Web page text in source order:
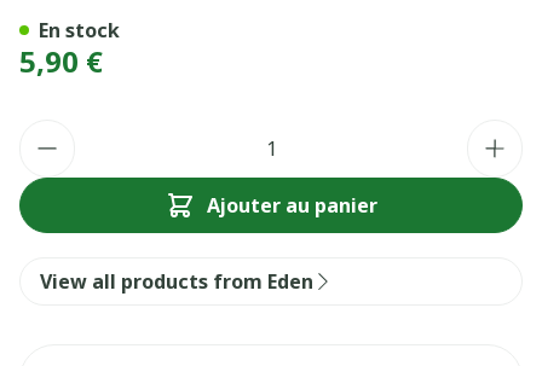
5,90 €
Ajouter au panier
En stock
View all products from Eden